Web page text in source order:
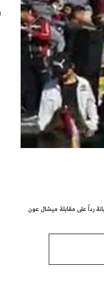
رداً على مقابلة ميشال عون